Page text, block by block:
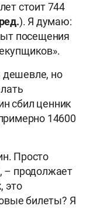
стоит 744
ред.). Я думаю:
посещения
дешевле, но
сбил ценник
14600
Просто
– продолжает
это
билеты? Я